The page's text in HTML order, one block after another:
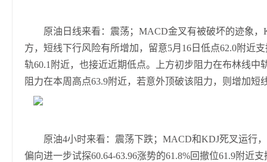
原油日线来看：震荡；MACD金叉有被破坏的迹象，
方，短线下行风险有所增加，留意5月16日低点62.0附近
轨60.1附近，也接近近期低点。上方初步阻力在布林线
阻力在本周高点63.9附近，若意外顶破该阻力，则增加
原油4小时来看：震荡下跌；MACD和KDJ死叉运行，
偏向进一步试探60.64-63.96涨势的61.8%回撤位61.9附近